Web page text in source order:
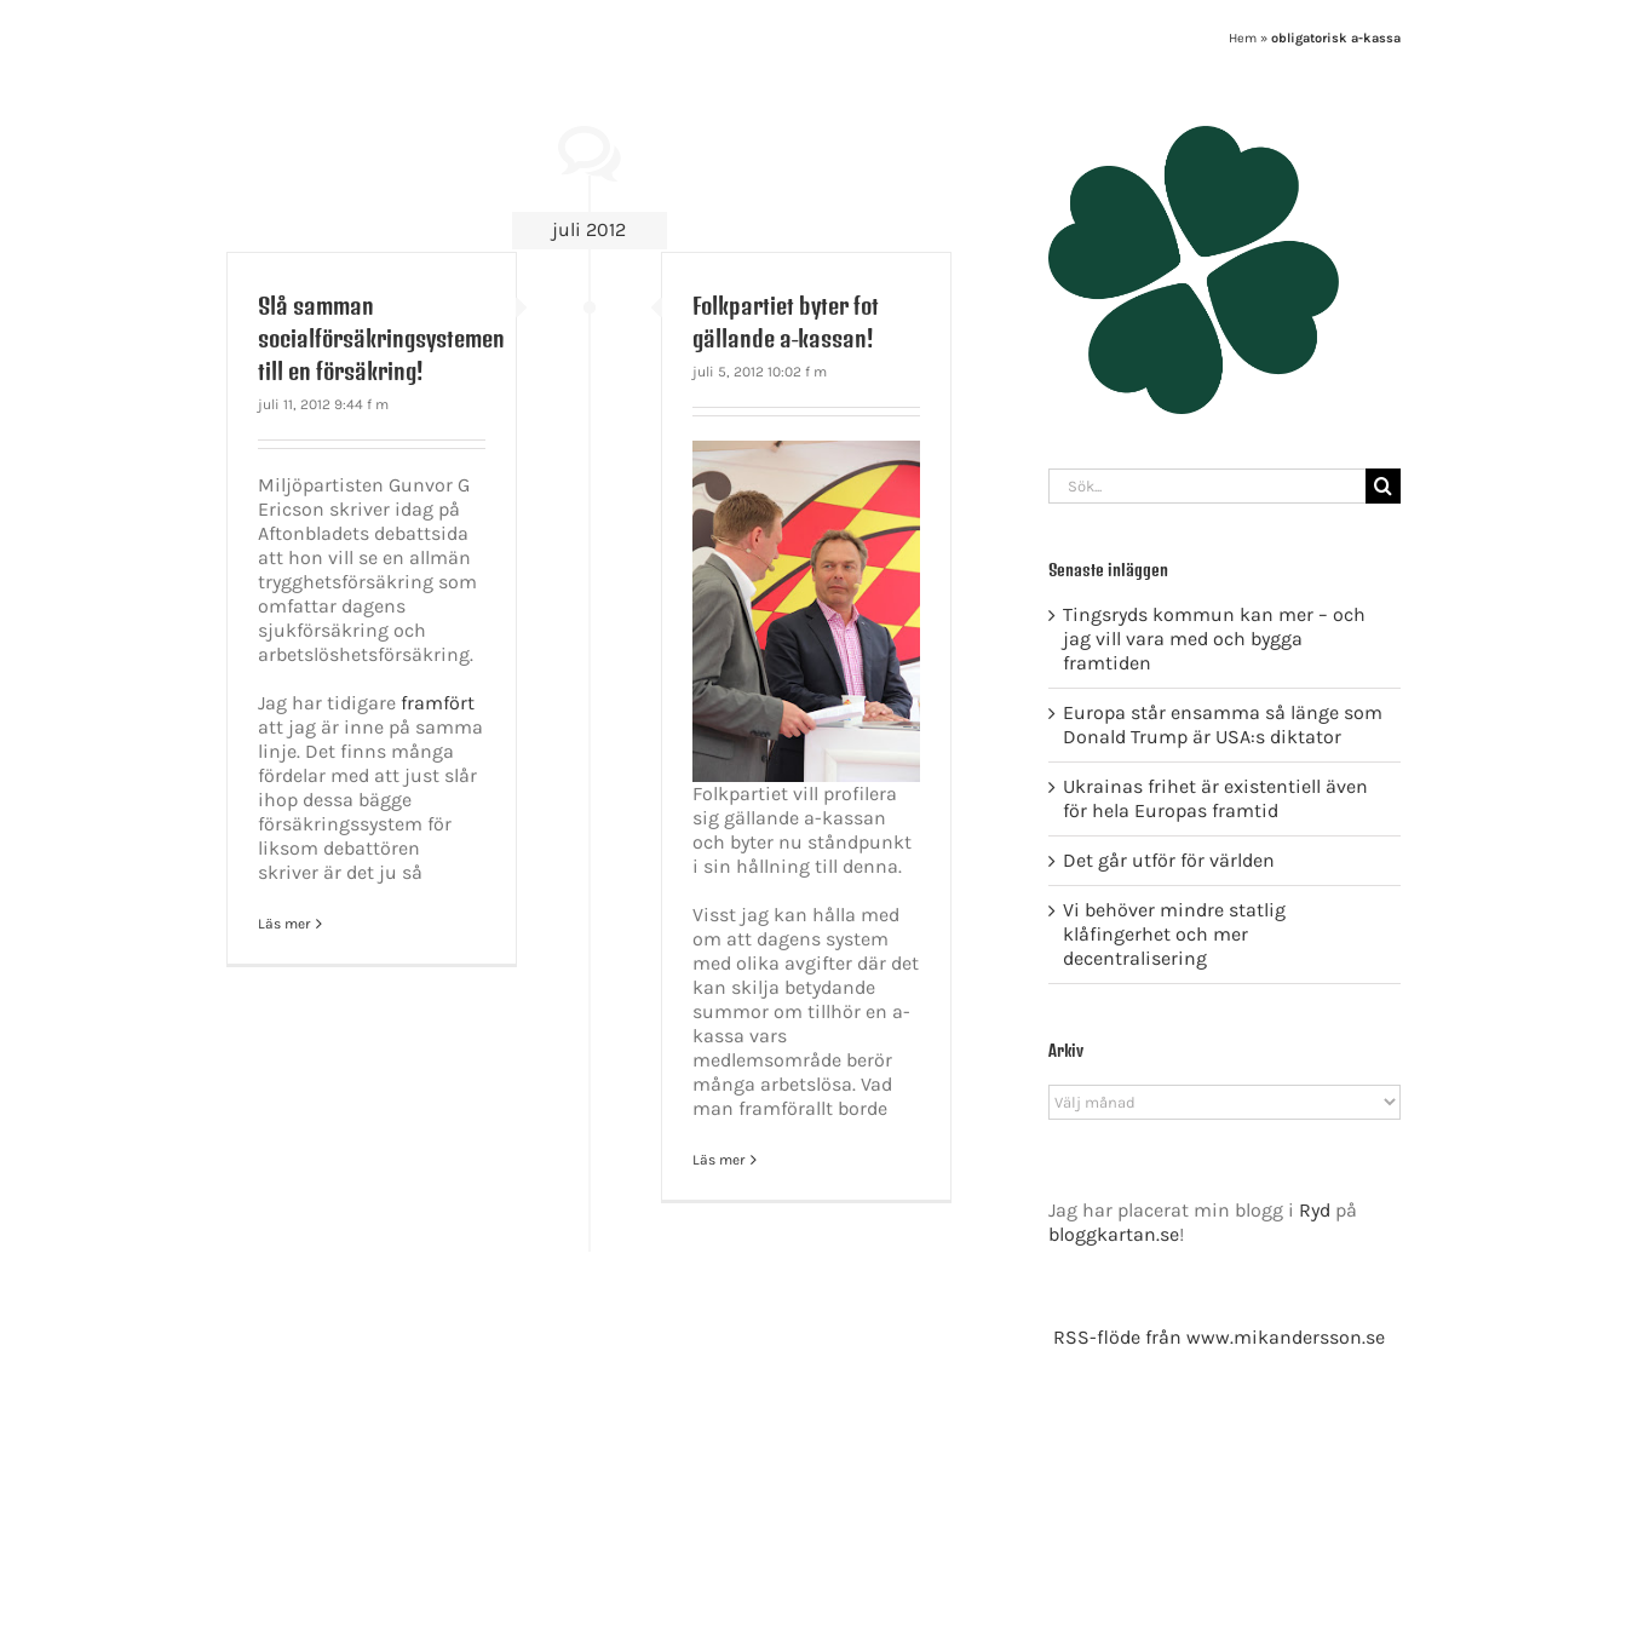
Hem » obligatorisk a-kassa
juli 2012
Slå samman
socialförsäkringsystemen
till en försäkring!
juli 11, 2012 9:44 f m
Miljöpartisten Gunvor G
Ericson skriver idag på
Aftonbladets debattsida
att hon vill se en allmän
trygghetsförsäkring som
omfattar dagens
sjukförsäkring och
arbetslöshetsförsäkring.
Jag har tidigare framfört
att jag är inne på samma
linje. Det finns många
fördelar med att just slår
ihop dessa bägge
försäkringssystem för
liksom debattören
skriver är det ju så
Läs mer
Folkpartiet byter fot
gällande a-kassan!
juli 5, 2012 10:02 f m
Folkpartiet vill profilera
sig gällande a-kassan
och byter nu ståndpunkt
i sin hållning till denna.
Visst jag kan hålla med
om att dagens system
med olika avgifter där det
kan skilja betydande
summor om tillhör en a-
kassa vars
medlemsområde berör
många arbetslösa. Vad
man framförallt borde
Läs mer
Sök
efter:
Senaste inläggen
Tingsryds kommun kan mer – och
jag vill vara med och bygga
framtiden
Europa står ensamma så länge som
Donald Trump är USA:s diktator
Ukrainas frihet är existentiell även
för hela Europas framtid
Det går utför för världen
Vi behöver mindre statlig
klåfingerhet och mer
decentralisering
Arkiv
Arkiv
Jag har placerat min blogg i Ryd på
bloggkartan.se!
RSS-flöde från www.mikandersson.se
GET SOCIAL